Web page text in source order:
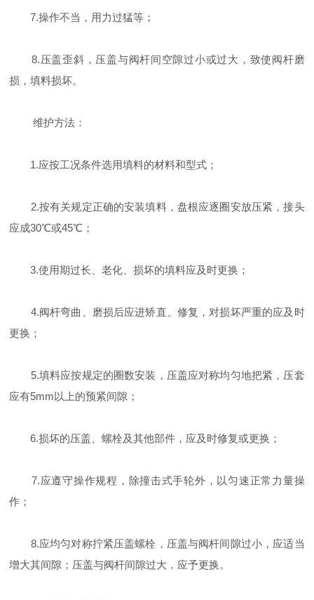
7.操作不当，用力过猛等；
8.压盖歪斜，压盖与阀杆间空隙过小或过大，致使阀杆磨
损，填料损坏。
维护方法：
1.应按工况条件选用填料的材料和型式；
2.按有关规定正确的安装填料，盘根应逐圈安放压紧，接头
应成30℃或45℃；
3.使用期过长、老化、损坏的填料应及时更换；
4.阀杆弯曲、磨损后应进矫直、修复，对损坏严重的应及时
更换；
5.填料应按规定的圈数安装，压盖应对称均匀地把紧，压套
应有5mm以上的预紧间隙；
6.损坏的压盖、螺栓及其他部件，应及时修复或更换；
7.应遵守操作规程，除撞击式手轮外，以匀速正常力量操
作；
8.应均匀对称拧紧压盖螺栓，压盖与阀杆间隙过小，应适当
增大其间隙；压盖与阀杆间隙过大，应予更换。